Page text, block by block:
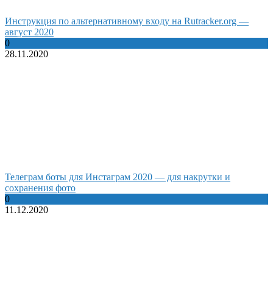
Инструкция по альтернативному входу на Rutracker.org —
август 2020
0
28.11.2020
Телеграм боты для Инстаграм 2020 — для накрутки и
сохранения фото
0
11.12.2020